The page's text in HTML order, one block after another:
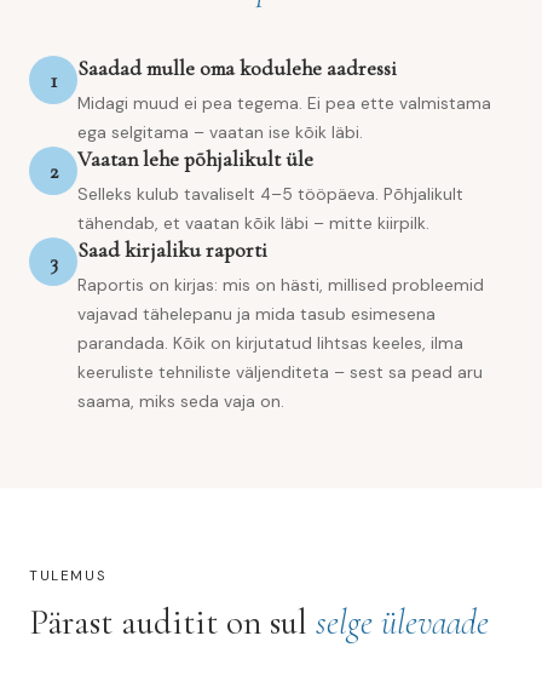
1 Saadad mulle oma kodulehe aadressi
Midagi muud ei pea tegema. Ei pea ette valmistama
ega selgitama – vaatan ise kõik läbi.
2 Vaatan lehe põhjalikult üle
Selleks kulub tavaliselt 4–5 tööpäeva. Põhjalikult
tähendab, et vaatan kõik läbi – mitte kiirpilk.
3 Saad kirjaliku raporti
Raportis on kirjas: mis on hästi, millised probleemid
vajavad tähelepanu ja mida tasub esimesena
parandada. Kõik on kirjutatud lihtsas keeles, ilma
keeruliste tehniliste väljenditeta – sest sa pead aru
saama, miks seda vaja on.
TULEMUS
Pärast auditit on sul selge ülevaade